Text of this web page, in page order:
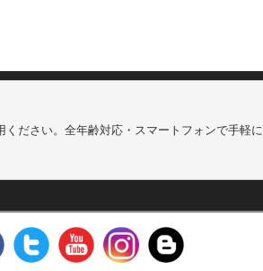
さい。全年齢対応・スマートフォンで手軽に